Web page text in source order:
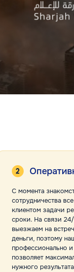
С момента
сотрудничества
клиентом задачи
сроки. На связи
выезжаем на
деньги, поэтому
профессионально
позволяет
нужного